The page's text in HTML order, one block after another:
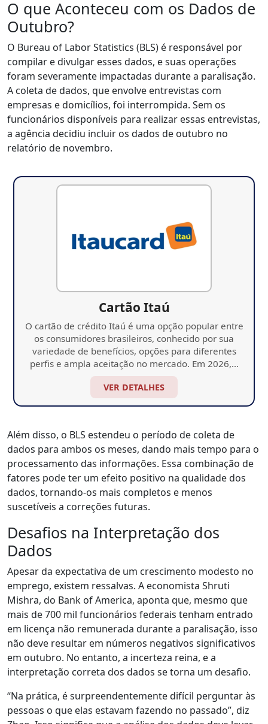
O que Aconteceu com os Dados de
Outubro?
O Bureau of Labor Statistics (BLS) é responsável por
compilar e divulgar esses dados, e suas operações
foram severamente impactadas durante a paralisação.
A coleta de dados, que envolve entrevistas com
empresas e domicílios, foi interrompida. Sem os
funcionários disponíveis para realizar essas entrevistas,
a agência decidiu incluir os dados de outubro no
relatório de novembro.
Cartão Itaú
O cartão de crédito Itaú é uma opção popular entre
os consumidores brasileiros, conhecido por sua
variedade de benefícios, opções para diferentes
perfis e ampla aceitação no mercado. Em 2026,…
VER DETALHES
Além disso, o BLS estendeu o período de coleta de
dados para ambos os meses, dando mais tempo para o
processamento das informações. Essa combinação de
fatores pode ter um efeito positivo na qualidade dos
dados, tornando-os mais completos e menos
suscetíveis a correções futuras.
Desafios na Interpretação dos
Dados
Apesar da expectativa de um crescimento modesto no
emprego, existem ressalvas. A economista Shruti
Mishra, do Bank of America, aponta que, mesmo que
mais de 700 mil funcionários federais tenham entrado
em licença não remunerada durante a paralisação, isso
não deve resultar em números negativos significativos
em outubro. No entanto, a incerteza reina, e a
interpretação correta dos dados se torna um desafio.
“Na prática, é surpreendentemente difícil perguntar às
pessoas o que elas estavam fazendo no passado”, diz